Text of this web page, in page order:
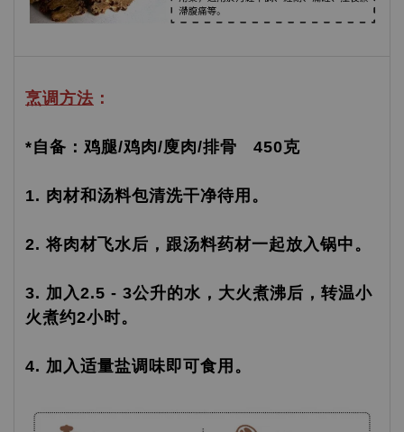
烹调方法 ：
*自备：鸡腿/鸡肉/廋肉/排骨 450克
1. 肉材和汤料包清洗干净待用。
2. 将肉材飞水后，跟汤料药材一起放入锅中。
3. 加入2.5 - 3公升的水，大火煮沸后，转温小
火煮约2小时。
4. 加入适量盐调味即可食用。